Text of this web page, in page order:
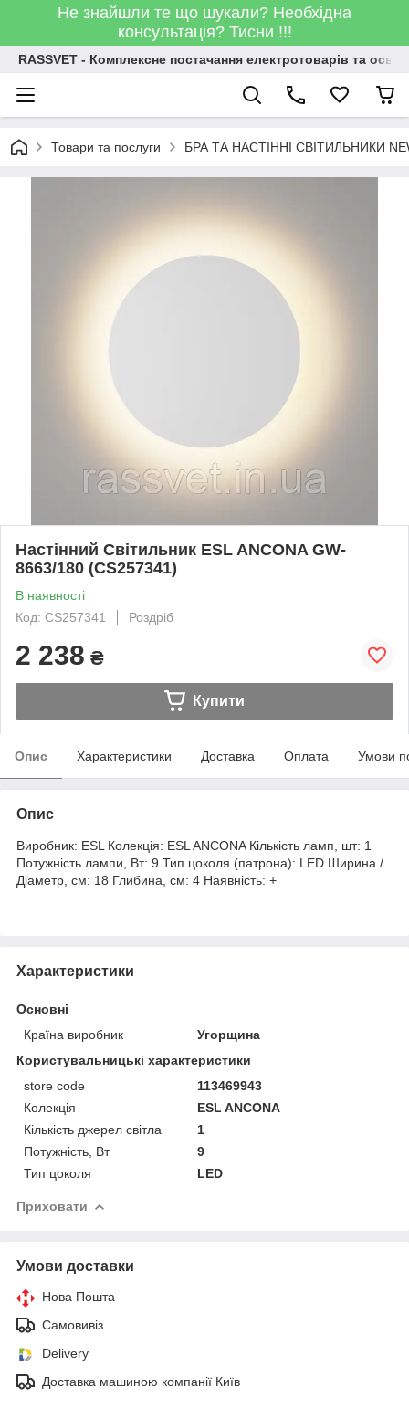
Не знайшли те що шукали? Необхідна
консультація? Тисни !!!
RASSVET - Комплексне постачання електротоварів та
Товари та послуги БРА ТА НАСТІННІ СВІТИЛЬНИКИ
Настінний Світильник ESL ANCONA GW-
8663/180 (CS257341)
В наявності
Код: CS257341
Роздріб
2 238 ₴
Купити
Опис Характеристики Доставка Оплата Умови
Опис
Виробник: ESL Колекція: ESL ANCONA Кількість ламп, шт: 1
Потужність лампи, Вт: 9 Тип цоколя (патрона): LED Ширина /
Діаметр, см: 18 Глибина, см: 4 Наявність: +
Характеристики
Основні
Країна виробник
Угорщина
Користувальницькі характеристики
store code
113469943
Колекція
ESL ANCONA
Кількість джерел світла
1
Потужність, Вт
9
Тип цоколя
LED
Приховати
Умови доставки
Нова Пошта
Самовивіз
Delivery
Доставка машиною компанії Київ